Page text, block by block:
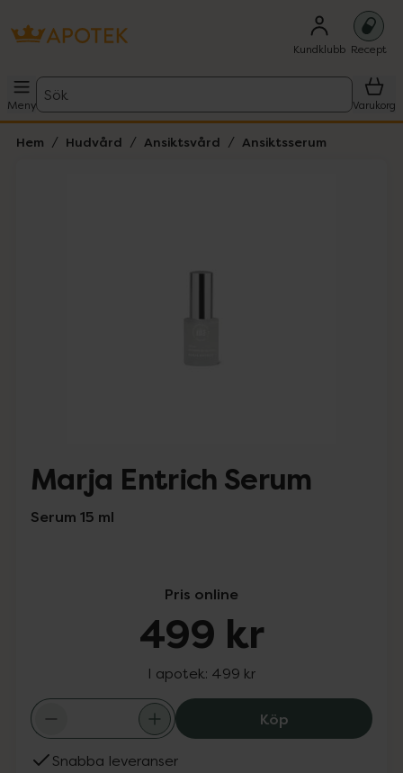
Kundklubb Recept
Meny
Sök
Varukorg
Hem Hudvård Ansiktsvård Ansiktsserum
Marja Entrich Serum
Serum 15 ml
Pris online
499 kr
I apotek: 499 kr
KöpMarja Entrich
Snabba leveranser